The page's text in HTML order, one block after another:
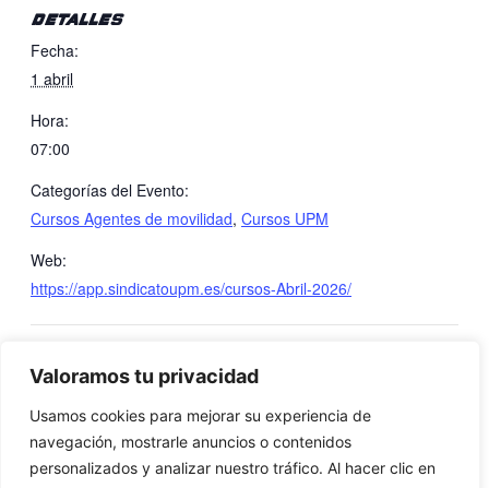
Valoramos tu privacidad
Usamos cookies para mejorar su experiencia de
navegación, mostrarle anuncios o contenidos
personalizados y analizar nuestro tráfico. Al hacer clic en
DETALLES
Fecha:
1 abril
Hora:
07:00
Categorías del Evento:
Cursos Agentes de movilidad, Cursos UPM
Web:
https://app.sindicatoupm.es/cursos-Abril-2026/
Actuación en Eventos,
Concentraciones.
Concentraciones.